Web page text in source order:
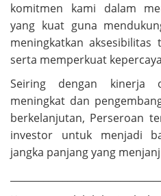
komitmen kami dalam
yang kuat guna
meningkatkan aksesibilitas
serta memperkuat
Seiring dengan kinerja
meningkat dan
berkelanjutan, Perseroan
investor untuk menjadi
jangka panjang yang